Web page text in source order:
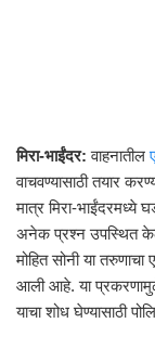
मिरा-भाईंदर: वाहनातील
वाचवण्यासाठी तयार
मात्र मिरा-भाईंदरमध्ये
अनेक प्रश्न उपस्थित केले
मोहित सोनी या
आली आहे. या
याचा शोध घेण्यासाठी